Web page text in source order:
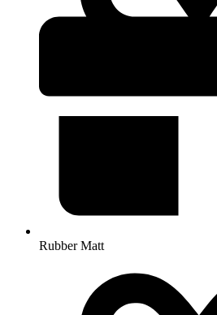
Rubber Matt